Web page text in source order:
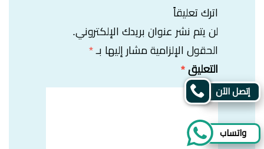
اترك تعليقاً
لن يتم نشر عنوان بريدك الإلكتروني.
الحقول الإلزامية مشار إليها بـ *
التعليق *
إتصل الآن
واتساب